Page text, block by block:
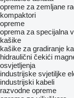
opreme za zemljane
kompaktori
opreme
oprema za specijalna
kašike
kašike za gradiranje
hidraulični čekići
osvjetljenja
industrijske svjetiljke
industrijski kabeli
razvodne opreme